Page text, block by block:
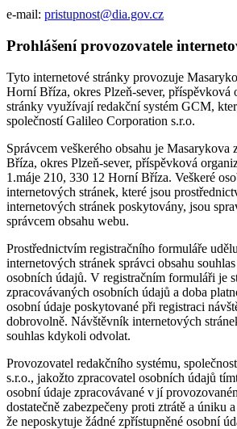
e-mail: pristupnost@dia.gov.cz
Prohlášení provozovatele
Tyto internetové stránky provozuje
Horní Bříza, okres Plzeň-sever, příspěvková
stránky využívají redakční systém GCM,
společností Galileo Corporation s.r.o.
Správcem veškerého obsahu je
Bříza, okres Plzeň-sever, příspěvková
1.máje 210, 330 12 Horní Bříza. Veškeré
internetových stránek, které jsou
internetových stránek poskytovány, jsou
správcem obsahu webu.
Prostřednictvím registračního formuláře
internetových stránek správci obsahu
osobních údajů. V registračním formuláři je
zpracovávaných osobních údajů a doba
osobní údaje poskytované při registraci
dobrovolně. Návštěvník internetových
souhlas kdykoli odvolat.
Provozovatel redakčního systému,
s.r.o., jakožto zpracovatel osobních údajů
osobní údaje zpracovávané v jí
dostatečně zabezpečeny proti ztrátě a úniku
že neposkytuje žádné zpřístupněné osobní